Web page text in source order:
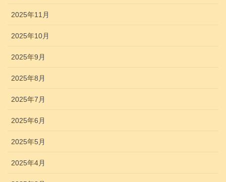
2025年11月
2025年10月
2025年9月
2025年8月
2025年7月
2025年6月
2025年5月
2025年4月